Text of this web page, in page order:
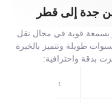
جدة إلى قطر
قوية في مجال نقل
طويلة وتتميز بالخبرة
بدقة واحترافية:
ينصح بتحديد